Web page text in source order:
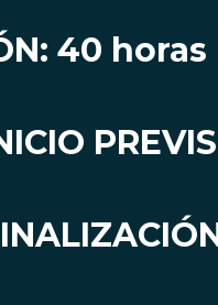
40 horas